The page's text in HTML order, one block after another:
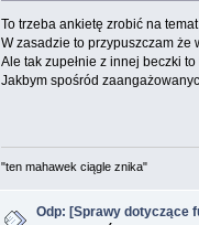
To trzeba ankietę zrobić na
W zasadzie to przypuszczam że
Ale tak zupełnie z innej beczki
Jakbym spośród
"ten mahawek ciągle znika"
Odp: [Sprawy dotyczące